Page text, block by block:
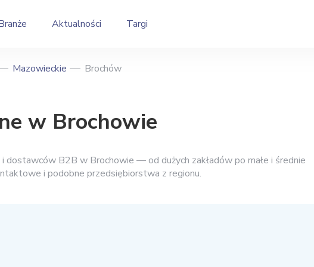
Aktualności Targi
Mazowieckie Brochów
w Brochowie
dostawców B2B w Brochowie — od dużych zakładów po małe i średnie
i podobne przedsiębiorstwa z regionu.